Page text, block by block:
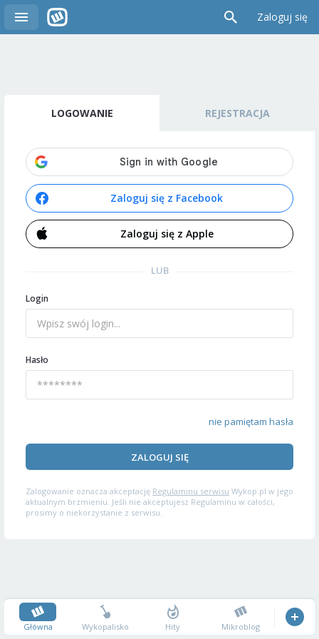
Zaloguj się
LOGOWANIE REJESTRACJA
Zaloguj się z Facebook
Zaloguj się z Apple
LUB
Login
Hasło
nie pamiętam hasła
ZALOGUJ SIĘ
Zalogowanie oznacza akceptację Regulaminu serwisu Wykop.pl w jego
aktualnym brzmieniu. Jeśli nie akceptujesz Regulaminu w całości,
prosimy o niekorzystanie z serwisu.
Główna Wykopalisko Hity Mikroblog